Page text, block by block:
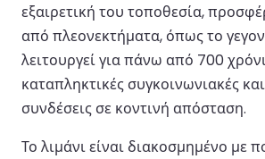
εξαιρετική του τοποθεσία,
από πλεονεκτήματα, όπως το
λειτουργεί για πάνω από 700
καταπληκτικές συγκοινωνιακές
συνδέσεις σε κοντινή απόσταση.
Το λιμάνι είναι διακοσμημένο με